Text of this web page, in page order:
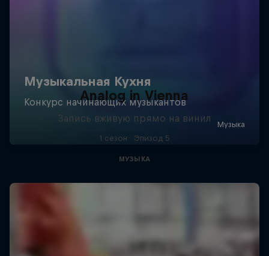
Analog in Vienna
Запись вживую прямо на винил
1 сезон · Эпизод 5
МУЗЫКА